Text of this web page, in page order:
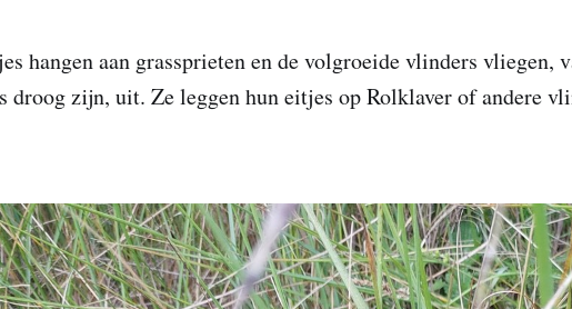
hangen aan grassprieten en de volgroeide vlinders vliegen,
droog zijn, uit. Ze leggen hun eitjes op Rolklaver of andere